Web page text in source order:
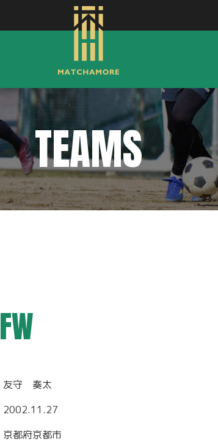
TEAMS
FW
友守 奏太
2002.11.27
京都府京都市